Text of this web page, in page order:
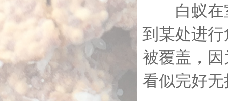
白蚁在室
到某处进
被覆盖，
看似完好